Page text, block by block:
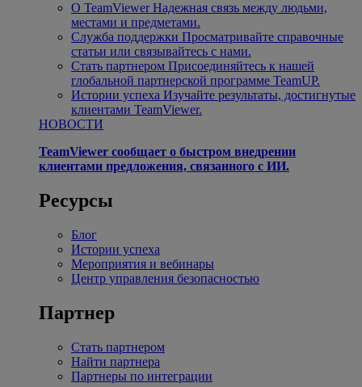
О TeamViewer Надежная связь между людьми,
местами и предметами.
Служба поддержки Просматривайте справочные
статьи или связывайтесь с нами.
Стать партнером Присоединяйтесь к нашей
глобальной партнерской программе TeamUP.
Истории успеха Изучайте результаты, достигнутые
клиентами TeamViewer.
НОВОСТИ
TeamViewer сообщает о быстром внедрении
клиентами предложения, связанного с ИИ.
Ресурсы
Блог
Истории успеха
Мероприятия и вебинары
Центр управления безопасностью
Партнер
Стать партнером
Найти партнера
Партнеры по интеграции